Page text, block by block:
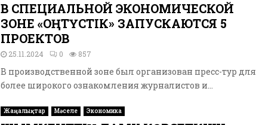
В СПЕЦИАЛЬНОЙ ЭКОНОМИЧЕСКОЙ
ЗОНЕ «ОҢТҮСТІК» ЗАПУСКАЮТСЯ 5
ПРОЕКТОВ
25.11.2024 0 857
В производственной зоне был организован пресс-тур для
более широкого ознакомления журналистов и...
Жаңалықтар Мәселе Экономика